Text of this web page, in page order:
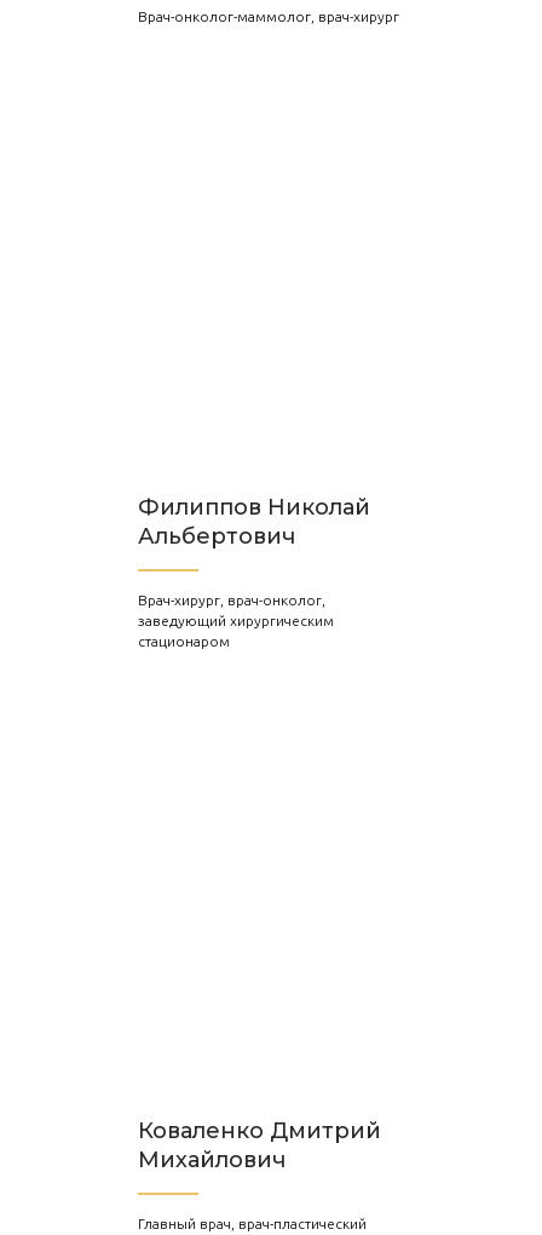
Врач-онколог-маммолог, врач-хирург
Филиппов Николай
Альбертович
Врач-хирург, врач-онколог,
заведующий хирургическим
стационаром
Коваленко Дмитрий
Михайлович
Главный врач, врач-пластический